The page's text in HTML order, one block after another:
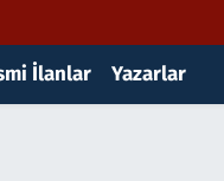
İlanlar Yazarlar